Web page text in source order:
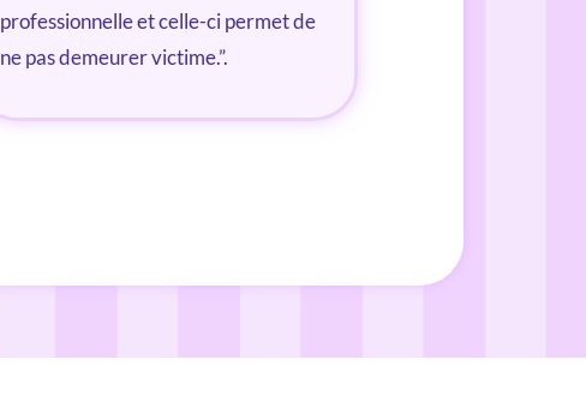
professionnelle et celle-ci permet de
ne pas demeurer victime.”.